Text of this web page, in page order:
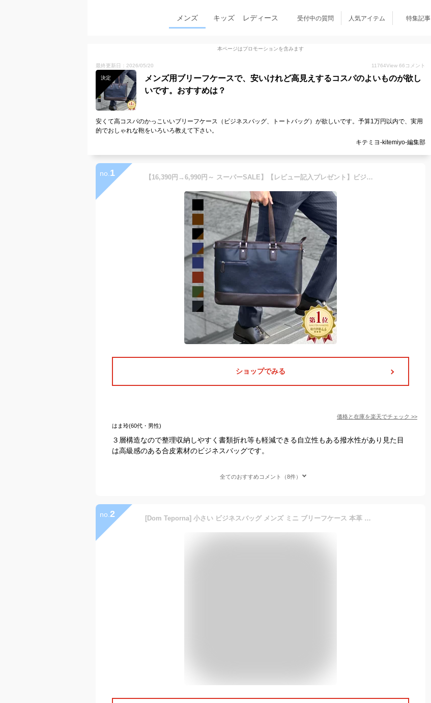
メンズ キッズ レディース 受付中の質問 人気アイテム 特集記事
本ページはプロモーションを含みます
最終更新日：2026/05/20 11764View 66 コメント
決定
メンズ用ブリーフケースで、安いけれど高見えするコスパのよいものが欲し
いです。おすすめは？
安くて高コスパのかっこいいブリーフケース（ビジネスバッグ、トートバッグ）が欲しいです。予算1万円以内で、実用
的でおしゃれな鞄をいろいろ教えて下さい。
キテミヨ-kitemiyo-編集部
no. 1 【16,390円→6,990円～ スーパーSALE】【レビュー記入プレゼント】ビジネスバッグ バッグ メンズ ビジネストート トートバッグ ビジネスバック 鞄 仕事用 通勤用 通勤鞄 大容量 出張 男性用 レザー 合成皮革 PUレザー B4 ブラック ブラウン ネイビー 黒 茶 紺
ショップでみる
価格と在庫を楽天でチェック >>
はま玲(60代・男性)
３層構造なので整理収納しやすく書類折れ等も軽減できる自立性もある撥水性があり見た目
は高級感のある合皮素材のビジネスバッグです。
全てのおすすめコメント（8件）
no. 2 [Dom Teporna] 小さい ビジネスバッグ メンズ ミニ ブリーフケース 本革 サフィアーノレザー 軽量 コンパクト ミニマル タブレット ファイル 収納 鞄 21ブラック